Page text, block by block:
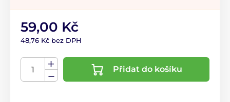
59,00 Kč
48,76 Kč bez DPH
Přidat do košíku